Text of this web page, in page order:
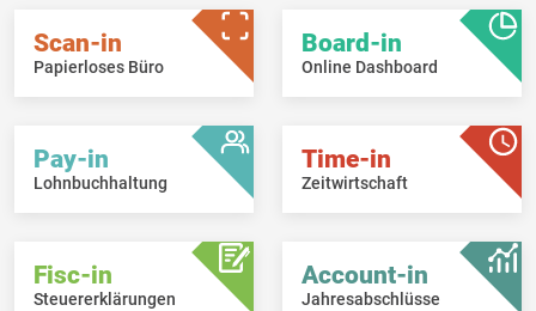
Scan-in
Papierloses Büro
Board-in
Online Dashboard
Pay-in
Lohnbuchhaltung
Time-in
Zeitwirtschaft
Fisc-in
Steuererklärungen
Account-in
Jahresabschlüsse